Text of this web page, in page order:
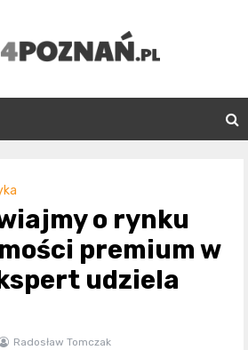
o rynku
premium w
udziela
Radosław Tomczak